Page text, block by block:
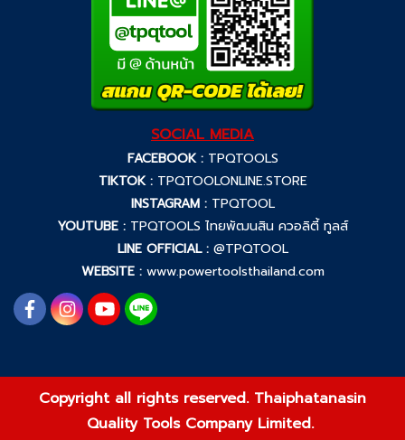
SOCIAL MEDIA
FACEBOOK : TPQTOOLS
TIKTOK : TPQTOOLONLINE.STORE
INSTAGRAM : TPQTOOL
YOUTUBE : TPQTOOLS ไทยพัฒนสิน ควอลิตี้ ทูลส์
LINE OFFICIAL : @TPQTOOL
WEBSITE : www.powertoolsthailand.com
Copyright all rights reserved. Thaiphatanasin
Quality Tools Company Limited.